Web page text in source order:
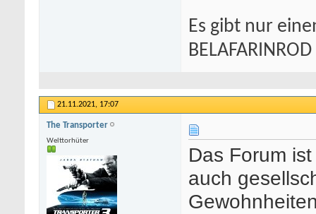
Es gibt nur
BELAFARINROD
21.11.2021, 17:07
The Transporter
Welttorhüter
Das Forum
auch